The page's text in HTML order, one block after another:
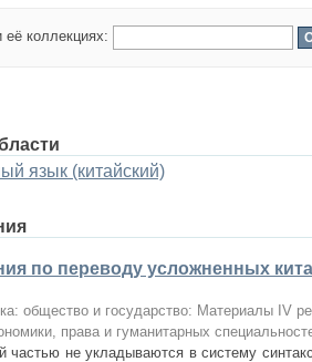
её коллекциях:
язык (китайский)
по переводу усложненных
общество и государство: Материалы IV
права и гуманитарных
частью не укладываются в систему